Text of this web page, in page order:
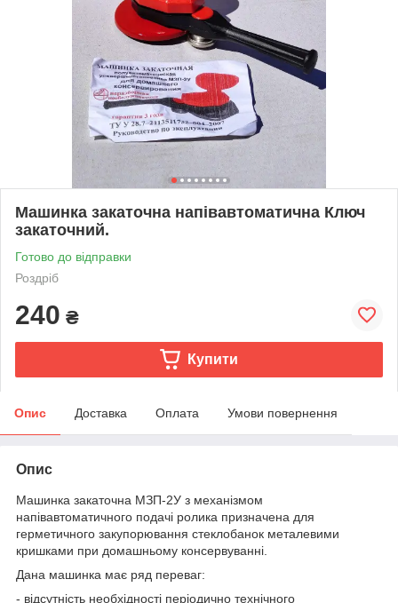
Машинка закаточна напівавтоматична Ключ
закаточний.
Готово до відправки
Роздріб
240 ₴
Купити
Опис Доставка Оплата Умови повернення
Опис
Машинка закаточна МЗП-2У з механізмом
напівавтоматичного подачі ролика призначена для
герметичного закупорювання стеклобанок металевими
кришками при домашньому консервуванні.
Дана машинка має ряд переваг:
- відсутність необхідності періодично технічного